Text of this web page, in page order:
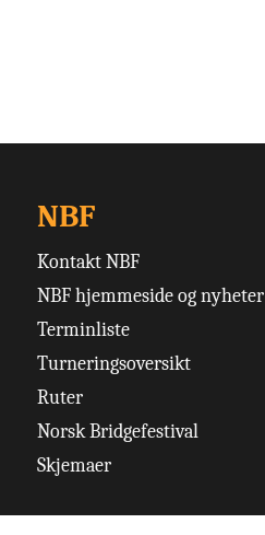
NBF
Kontakt NBF
NBF hjemmeside og nyheter
Terminliste
Turneringsoversikt
Ruter
Norsk Bridgefestival
Skjemaer